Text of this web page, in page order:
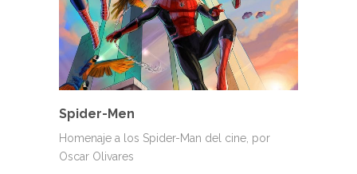
Spider-Men
Homenaje a los Spider-Man del cine, por
Oscar Olivares